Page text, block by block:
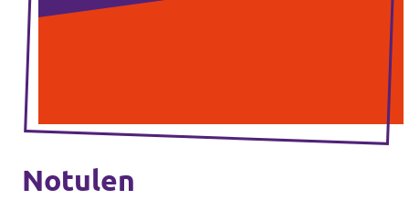
Agenda
Volt Haarlem
Notulen